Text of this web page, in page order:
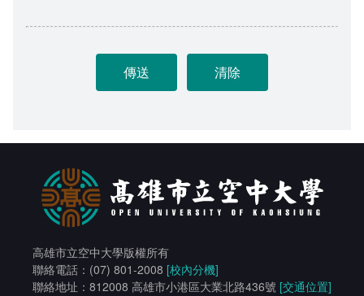
高雄市立空中大學版權所有
聯絡電話：(07) 801-2008 [校內分機]
聯絡地址：812008 高雄市小港區大業北路436號 [交通位置]